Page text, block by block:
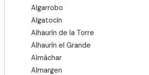
Algarrobo
Algatocín
Alhaurín de la Torre
Alhaurín el Grande
Almáchar
Almargen